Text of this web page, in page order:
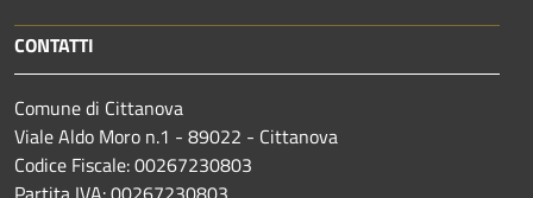
CONTATTI
Comune di Cittanova
Viale Aldo Moro n.1 - 89022 - Cittanova
Codice Fiscale: 00267230803